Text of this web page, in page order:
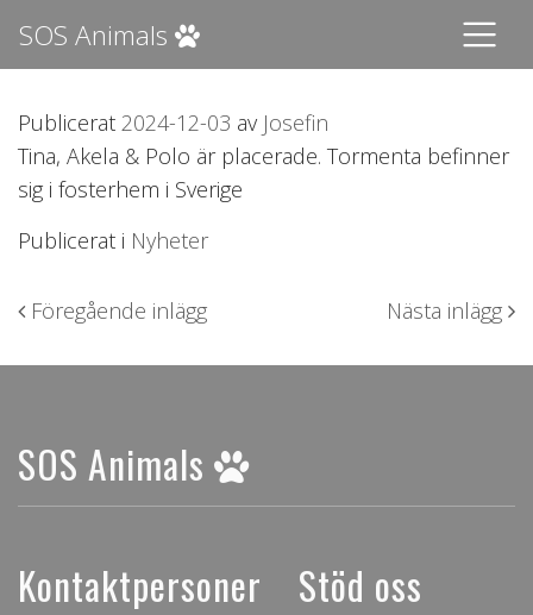
SOS Animals
Publicerat 2024-12-03 av Josefin
Tina, Akela & Polo är placerade. Tormenta befinner
sig i fosterhem i Sverige
Publicerat i Nyheter
Inläggsnavigering
Föregående inlägg Nästa inlägg
SOS Animals
Kontaktpersoner Stöd oss